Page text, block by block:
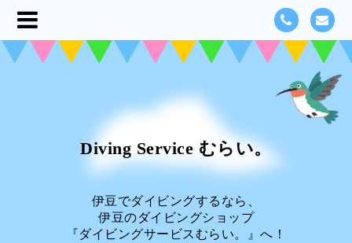
Diving Service むらい。
伊豆でダイビングするなら、
伊豆のダイビングショップ
『ダイビングサービスむらい。』へ！